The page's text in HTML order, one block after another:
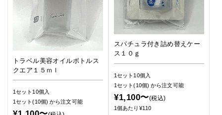
トラベル美容オイルボトルス
クエア１５ｍｌ
1セット10個入
1セット(10個)から注文可能
スパチュラ付き詰め替えケー
ス１０ｇ
1セット10個入
1セット(10個)から注文可能
¥1,100〜(税込)
1個あたり¥110